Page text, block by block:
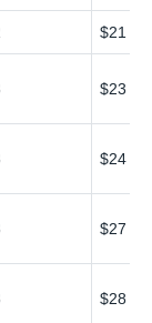
$21
$23
$24
$27
$28